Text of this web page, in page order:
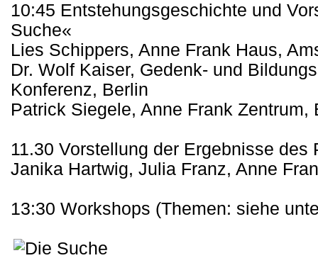
10:45 Entstehungsgeschichte und
Suche«
Lies Schippers, Anne Frank Haus,
Dr. Wolf Kaiser, Gedenk- und
Konferenz, Berlin
Patrick Siegele, Anne Frank Zentrum,
11.30 Vorstellung der Ergebnisse
Janika Hartwig, Julia Franz, Anne
13:30 Workshops (Themen: siehe